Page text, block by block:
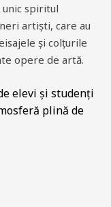
spiritul
artiști, care au
și colțurile
opere de artă.
elevi și studenți
plină de